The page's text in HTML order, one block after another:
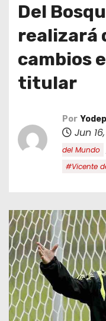
Del
realizará
cambios
titular
Por
Jun
del Mundo
#Vicente